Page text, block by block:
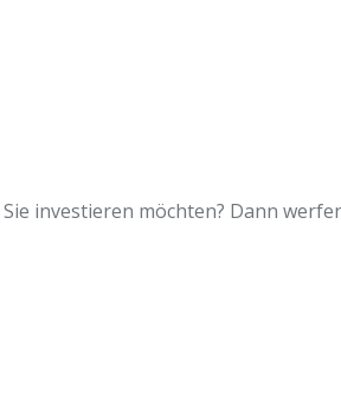
investieren möchten? Dann